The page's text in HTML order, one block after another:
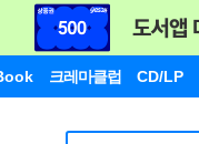
크레마클럽 CD/LP